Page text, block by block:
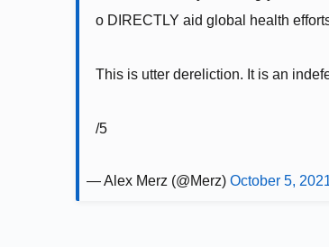
o DIRECTLY aid global health
This is utter dereliction. It is an
/5
— Alex Merz (@Merz) October 5,